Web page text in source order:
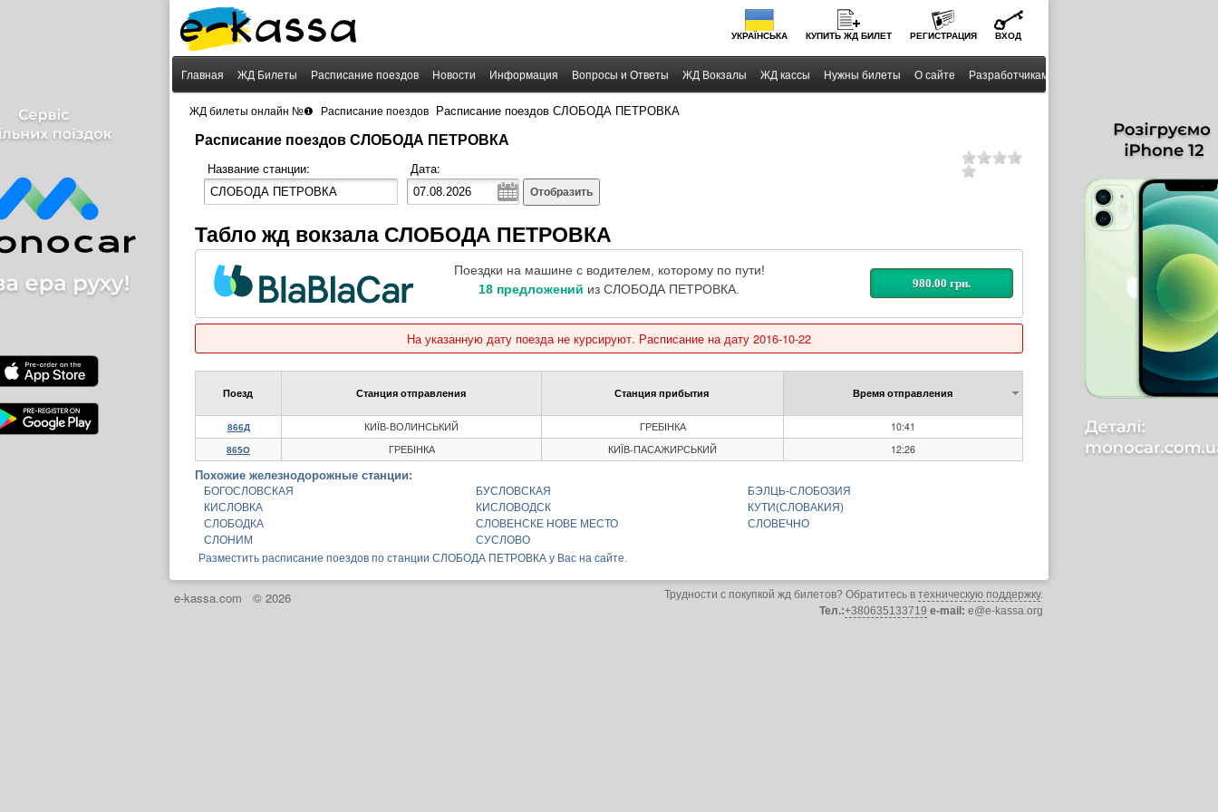
УКРАЇНСЬКА КУПИТЬ ЖД БИЛЕТ РЕГИСТРАЦИЯ ВХОД
Главная ЖД Билеты Расписание поездов Новости Информация Вопросы и Ответы ЖД Вокзалы ЖД кассы Нужны билеты О сайте Разработчикам
ЖД билеты онлайн №❶ Расписание поездов Расписание поездов СЛОБОДА ПЕТРОВКА
Расписание поездов СЛОБОДА ПЕТРОВКА
Название станции: Дата:
Отобразить
Табло жд вокзала СЛОБОДА ПЕТРОВКА
Поездки на машине с водителем, которому по пути!
18 предложений из СЛОБОДА ПЕТРОВКА. 980.00 грн.
На указанную дату поезда не курсируют. Расписание на дату 2016-10-22
Поезд Станция отправления Станция прибытия Время отправления
866Д КИЇВ-ВОЛИНСЬКИЙ ГРЕБІНКА 10:41
865О ГРЕБІНКА КИЇВ-ПАСАЖИРСЬКИЙ 12:26
Похожие железнодорожные станции:
БОГОСЛОВСКАЯ БУСЛОВСКАЯ
БЭЛЦЬ-СЛОБОЗИЯ
КИСЛОВКА
КИСЛОВОДСК
КУТИ(СЛОВАКИЯ)
СЛОБОДКА
СЛОВЕНСКЕ НОВЕ МЕСТО
СЛОВЕЧНО
СЛОНИМ
СУСЛОВО
Разместить расписание поездов по станции СЛОБОДА ПЕТРОВКА у Вас на сайте.
e-kassa.com © 2026 Трудности с покупкой жд билетов? Обратитесь в техническую поддержку.
Тел.:+380635133719 e-mail: e@e-kassa.org